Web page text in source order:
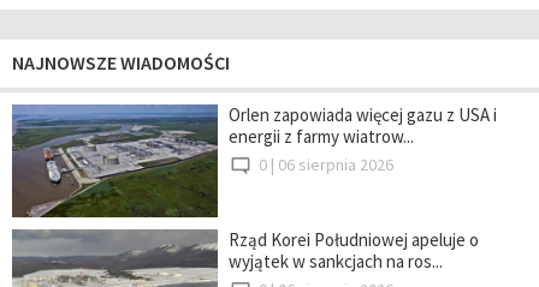
NAJNOWSZE WIADOMOŚCI
Orlen zapowiada więcej gazu z USA i
energii z farmy wiatrow...
0 | 06 sierpnia 2026
Rząd Korei Południowej apeluje o
wyjątek w sankcjach na ros...